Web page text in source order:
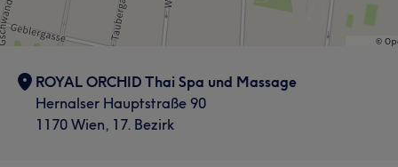
ROYAL ORCHID Thai Spa und Massage
Hernalser Hauptstraße 90
1170 Wien, 17. Bezirk